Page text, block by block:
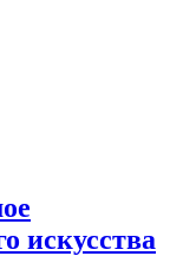
искусства